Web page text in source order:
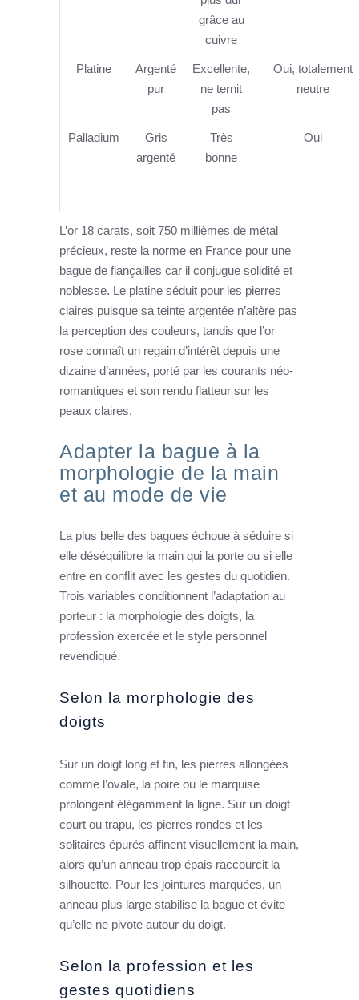
grâce au
cuivre
Platine
Argenté
pur
Excellente,
ne ternit
pas
Oui, totalement
neutre
Palladium
Gris
argenté
Très
bonne
Oui
L’or 18 carats, soit 750 millièmes de métal
précieux, reste la norme en France pour une
bague de fiançailles car il conjugue solidité et
noblesse. Le platine séduit pour les pierres
claires puisque sa teinte argentée n’altère pas
la perception des couleurs, tandis que l’or
rose connaît un regain d’intérêt depuis une
dizaine d’années, porté par les courants néo-
romantiques et son rendu flatteur sur les
peaux claires.
Adapter la bague à la
morphologie de la main
et au mode de vie
La plus belle des bagues échoue à séduire si
elle déséquilibre la main qui la porte ou si elle
entre en conflit avec les gestes du quotidien.
Trois variables conditionnent l’adaptation au
porteur : la morphologie des doigts, la
profession exercée et le style personnel
revendiqué.
Selon la morphologie des
doigts
Sur un doigt long et fin, les pierres allongées
comme l’ovale, la poire ou le marquise
prolongent élégamment la ligne. Sur un doigt
court ou trapu, les pierres rondes et les
solitaires épurés affinent visuellement la main,
alors qu’un anneau trop épais raccourcit la
silhouette. Pour les jointures marquées, un
anneau plus large stabilise la bague et évite
qu’elle ne pivote autour du doigt.
Selon la profession et les
gestes quotidiens